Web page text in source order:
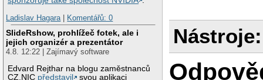
Ladislav Hagara | Komentářů: 0
SlideRshow, prohlížeč fotek, ale i
jejich organizér a prezentátor
4.8. 12:22 | Zajímavý software
Edvard Rejthar na blogu zaměstnanců
CZ.NIC představil
svou aplikaci
Nástroje: